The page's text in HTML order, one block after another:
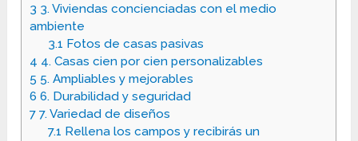
3 3. Viviendas concienciadas con el medio
ambiente
3.1 Fotos de casas pasivas
4 4. Casas cien por cien personalizables
5 5. Ampliables y mejorables
6 6. Durabilidad y seguridad
7 7. Variedad de diseños
7.1 Rellena los campos y recibirás un